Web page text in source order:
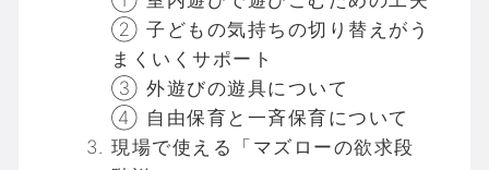
② 子どもの気持ちの切り替えがう
まくいくサポート
③ 外遊びの遊具について
④ 自由保育と一斉保育について
現場で使える「マズローの欲求段